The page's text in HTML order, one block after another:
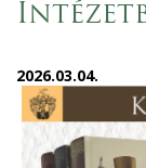
2026.03.04.